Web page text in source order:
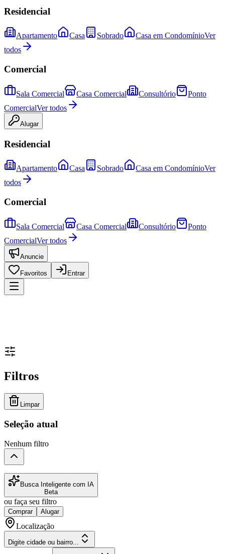
Residencial
Apartamento Casa Sobrado Casa em CondomínioVer
todos
Comercial
Sala Comercial Casa Comercial Consultório
Ponto
ComercialVer todos
Alugar
Residencial
Apartamento Casa Sobrado Casa em CondomínioVer
todos
Comercial
Sala Comercial Casa Comercial Consultório
Ponto
ComercialVer todos
Anuncie
Favoritos Entrar
Filtros
Limpar
Seleção atual
Nenhum filtro
Busca Inteligente com IA
Beta
ou faça seu filtro
Comprar Alugar
Localização
Digite cidade ou bairro...